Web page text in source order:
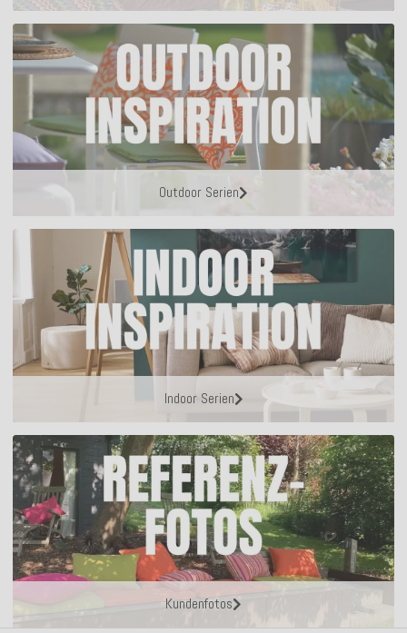
Outdoor Serien
Indoor Serien
Kundenfotos